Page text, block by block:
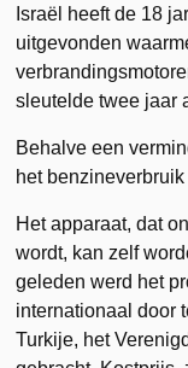
Israël heeft de 18
uitgevonden
sleutelde twee jaar
Behalve een
het
Het apparaat, dat
wordt, kan zelf
geleden werd het
internationaal door
Turkije, het